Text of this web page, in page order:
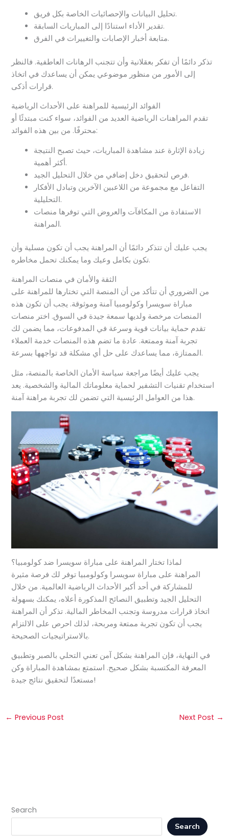
تحليل البيانات والإحصائيات الخاصة بكل فريق.
تقدير الأداء استنادًا إلى المباريات السابقة.
متابعة أخبار الإصابات والتغييرات في الفرق.
تذكر دائمًا أن تفكر بعقلانية وأن تتجنب الرهانات العاطفية. فالنظر
إلى الأمور من منظور موضوعي يمكن أن يساعدك في اتخاذ
قرارات أذكى.
الفوائد الرئيسية للمراهنة على الأحداث الرياضية
تقدم المراهنات الرياضية العديد من الفوائد، سواء كنت مبتدئًا أو
محترفًا. من بين هذه الفوائد:
زيادة الإثارة عند مشاهدة المباريات، حيث تصبح النتيجة
أكثر أهمية.
فرص لتحقيق دخل إضافي من خلال التحليل الجيد.
التفاعل مع مجموعة من اللاعبين الآخرين وتبادل الأفكار
التحليلية.
الاستفادة من المكافآت والعروض التي توفرها منصات
المراهنة.
يجب عليك أن تتذكر دائمًا أن المراهنة يجب أن تكون مسلية وأن
تكون بكامل وعيك وما يمكنك تحمل مخاطره.
الثقة والأمان في منصات المراهنة
من الضروري أن تتأكد من أن المنصة التي تختارها للمراهنة على
مباراة سويسرا وكولومبيا آمنة وموثوقة. يجب أن تكون هذه
المنصات مرخصة ولديها سمعة جيدة في السوق. اختر منصات
تقدم حماية بيانات قوية وسرعة في المدفوعات، مما يضمن لك
تجربة آمنة وممتعة. عادة ما تضم هذه المنصات خدمة العملاء
الممتازة، مما يساعدك على حل أي مشكلة قد تواجهها بسرعة.
يجب عليك أيضًا مراجعة سياسة الأمان الخاصة بالمنصة، مثل
استخدام تقنيات التشفير لحماية معلوماتك المالية والشخصية. يعد
هذا من العوامل الرئيسية التي تضمن لك تجربة مراهنة آمنة.
لماذا تختار المراهنة على مباراة سويسرا ضد كولومبيا؟
المراهنة على مباراة سويسرا وكولومبيا توفر لك فرصة مثيرة
للمشاركة في أحد أكبر الأحداث الرياضية العالمية. من خلال
التحليل الجيد وتطبيق النصائح المذكورة أعلاه، يمكنك بسهولة
اتخاذ قرارات مدروسة وتجنب المخاطر المالية. تذكر أن المراهنة
يجب أن تكون تجربة ممتعة ومربحة، لذلك احرص على الالتزام
بالاستراتيجيات الصحيحة.
في النهاية، فإن المراهنة بشكل آمن تعني التحلي بالصبر وتطبيق
المعرفة المكتسبة بشكل صحيح. استمتع بمشاهدة المباراة وكن
مستعدًا لتحقيق نتائج جيدة!
← Previous Post Next Post →
Search
Search